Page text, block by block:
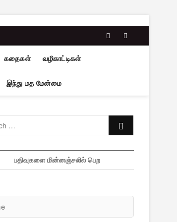
facebooktwitter
கதைகள் வழிகாட்டிகள்
இந்து மத மேன்மை
பதிவுகளை மின்னஞ்சலில் பெற